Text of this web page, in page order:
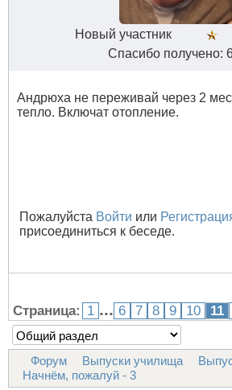
Новый участник
Спасибо получено:
Андрюха не переживай через 2
тепло. Включат отопление.
Пожалуйста Войти или
присоединиться к беседе.
Страница: 1 ... 6 7 8 9 10 11
Форум Выпуски училища
Начнём, пожалуй - 3